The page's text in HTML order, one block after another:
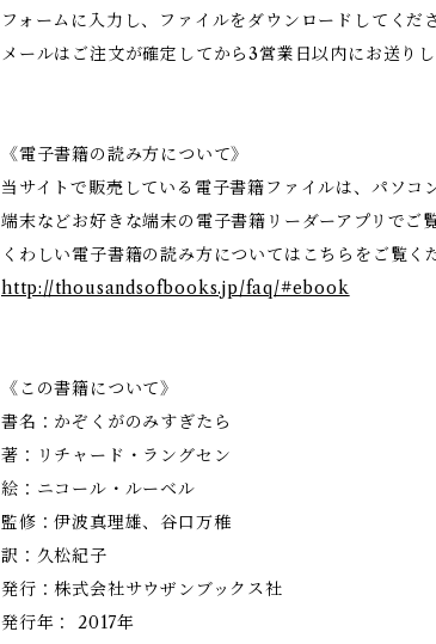
フォームに入力し、ファイルをダウンロードしてくだ
メールはご注文が確定してから3営業日以内にお送りし
《電子書籍の読み方について》
当サイトで販売している電子書籍ファイルは、パソコ
端末などお好きな端末の電子書籍リーダーアプリでご
くわしい電子書籍の読み方についてはこちらをご覧く
http://thousandsofbooks.jp/faq/#ebook
《この書籍について》
書名：かぞくがのみすぎたら
著：リチャード・ラングセン
絵：ニコール・ルーベル
監修：伊波真理雄、谷口万稚
訳：久松紀子
発行：株式会社サウザンブックス社
発行年： 2017年